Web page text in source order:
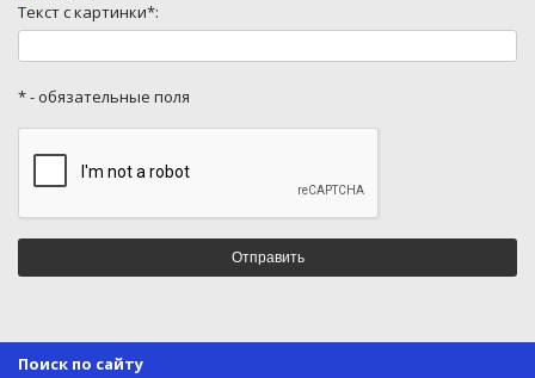
Текст с картинки*:
* - обязательные поля
Поиск по сайту